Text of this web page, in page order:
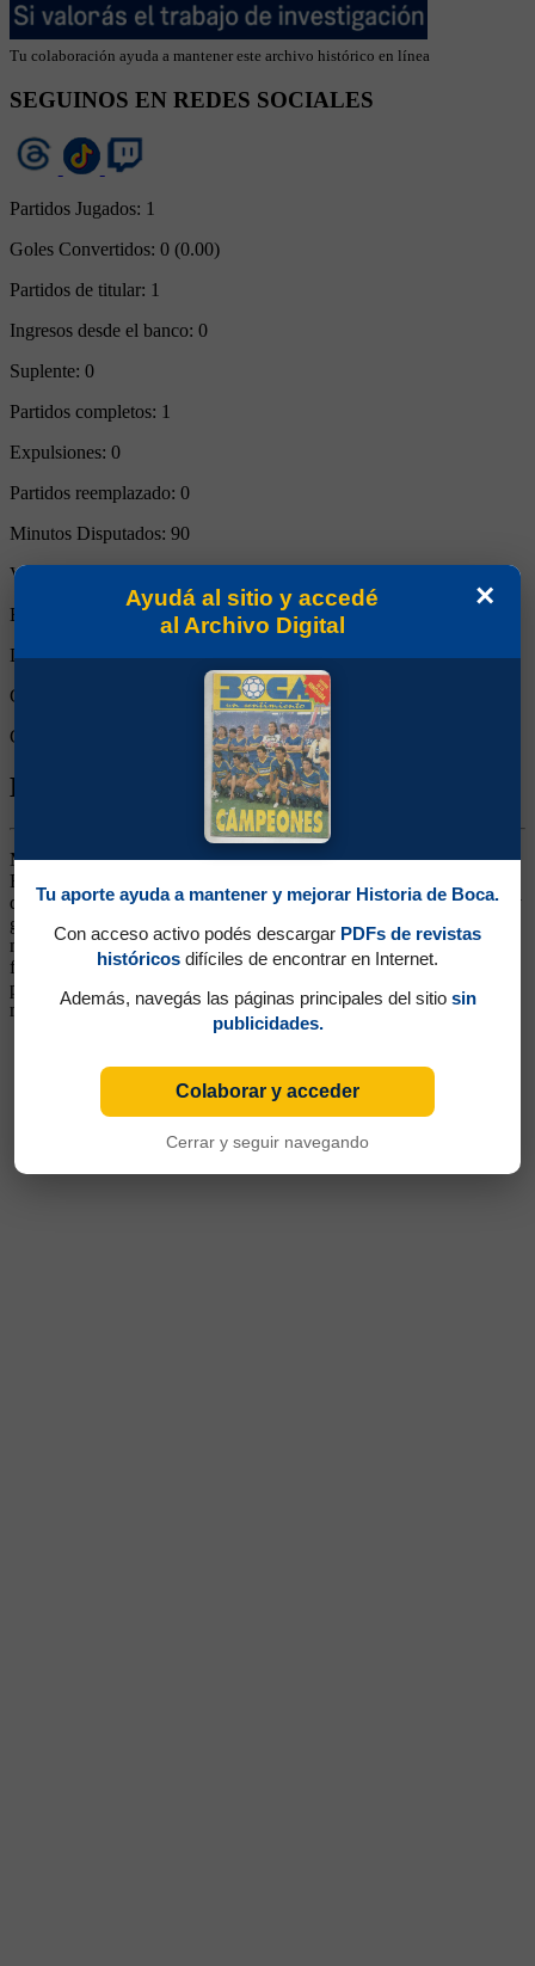
Tu colaboración ayuda a mantener este archivo histórico en línea
SEGUINOS EN REDES SOCIALES
Partidos Jugados: 1
Goles Convertidos: 0 (0.00)
Partidos de titular: 1
Ingresos desde el banco: 0
Suplente: 0
Partidos completos: 1
Expulsiones: 0
Partidos reemplazado: 0
Minutos Disputados: 90
Victorias:
Empates:
Derrotas:0
Goles de Boca:
Goles rivales:
Biografía de Ivar Gerardo Stafuza
Marcador de Punta Derecho. Ganó 3 títulos (Supercopa 1989,
Recopa 1990 y Master 1992). Surgido de las Inferiores. Jugaba por
derecha, de volante, pero más que nada como lateral. De dinámica y
garra, arrancó su carrera en Primera de la mano de Faraone. Su
mejor momento fue durante la Supercopa 1989, sobre todo en la
final, marcándolo muy bien a Alfaro Moreno. Siempre estuvo
preparado para jugar, si no era titular, era un reemplazo que
mantenía regularidad. En 1992 siguió su carrera en Banfield.
×
Ayudá al sitio y accedé
al Archivo Digital
Tu aporte ayuda a mantener y mejorar Historia de Boca.
Con acceso activo podés descargar PDFs de revistas
históricos difíciles de encontrar en Internet.
Además, navegás las páginas principales del sitio sin
publicidades.
Colaborar y acceder
Cerrar y seguir navegando